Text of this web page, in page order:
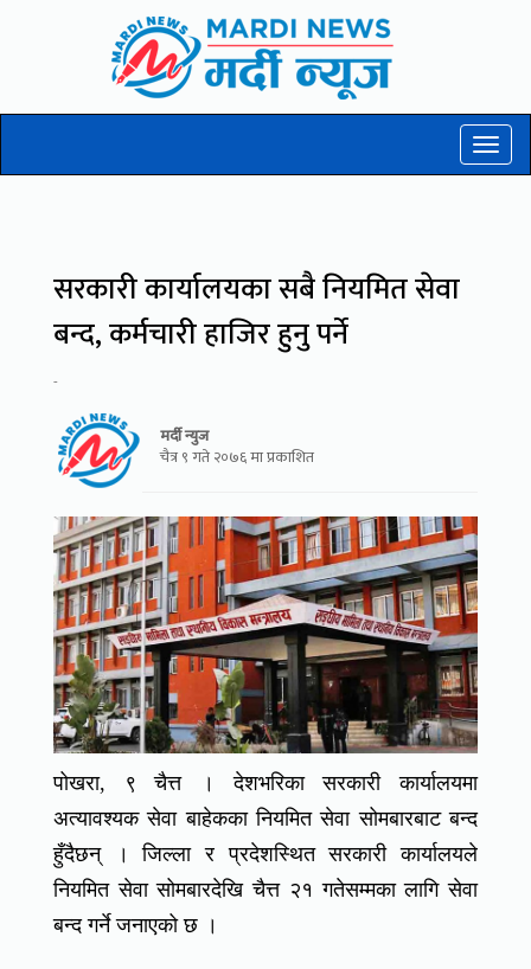
Toggle
सरकारी कार्यालयका सबै नियमित सेवा
बन्द, कर्मचारी हाजिर हुनु पर्ने
-
मर्दी न्युज
चैत्र ९ गते २०७६ मा प्रकाशित
पोखरा, ९ चैत्त । देशभरिका सरकारी कार्यालयमा
अत्यावश्यक सेवा बाहेकका नियमित सेवा सोमबारबाट बन्द
हुँदैछन् । जिल्ला र प्रदेशस्थित सरकारी कार्यालयले
नियमित सेवा सोमबारदेखि चैत्त २१ गतेसम्मका लागि सेवा
बन्द गर्ने जनाएको छ ।